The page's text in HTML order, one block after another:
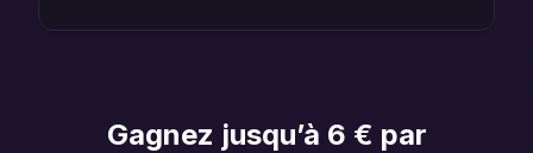
Gagnez jusqu’à 6 € par